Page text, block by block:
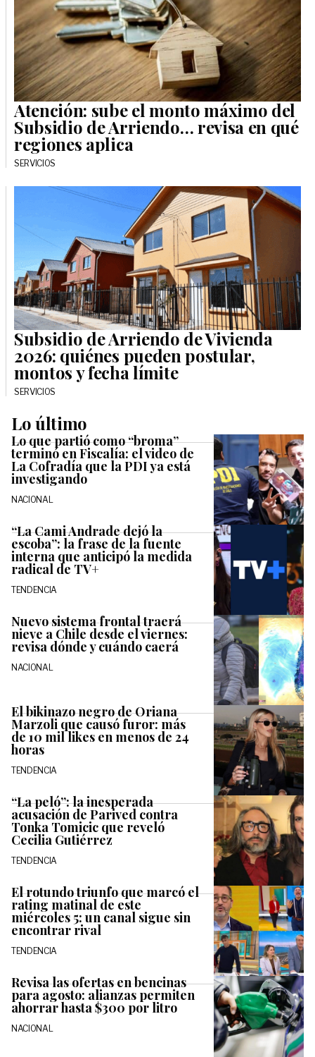
Atención: sube el monto máximo del
Subsidio de Arriendo… revisa en qué
regiones aplica
SERVICIOS
Subsidio de Arriendo de Vivienda
2026: quiénes pueden postular,
montos y fecha límite
SERVICIOS
Lo último
Lo que partió como “broma”
terminó en Fiscalía: el video de
La Cofradía que la PDI ya está
investigando
NACIONAL
“La Cami Andrade dejó la
escoba”: la frase de la fuente
interna que anticipó la medida
radical de TV+
TENDENCIA
Nuevo sistema frontal traerá
nieve a Chile desde el viernes:
revisa dónde y cuándo caerá
NACIONAL
El bikinazo negro de Oriana
Marzoli que causó furor: más
de 10 mil likes en menos de 24
horas
TENDENCIA
“La peló”: la inesperada
acusación de Parived contra
Tonka Tomicic que reveló
Cecilia Gutiérrez
TENDENCIA
El rotundo triunfo que marcó el
rating matinal de este
miércoles 5: un canal sigue sin
encontrar rival
TENDENCIA
Revisa las ofertas en bencinas
para agosto: alianzas permiten
ahorrar hasta $300 por litro
NACIONAL